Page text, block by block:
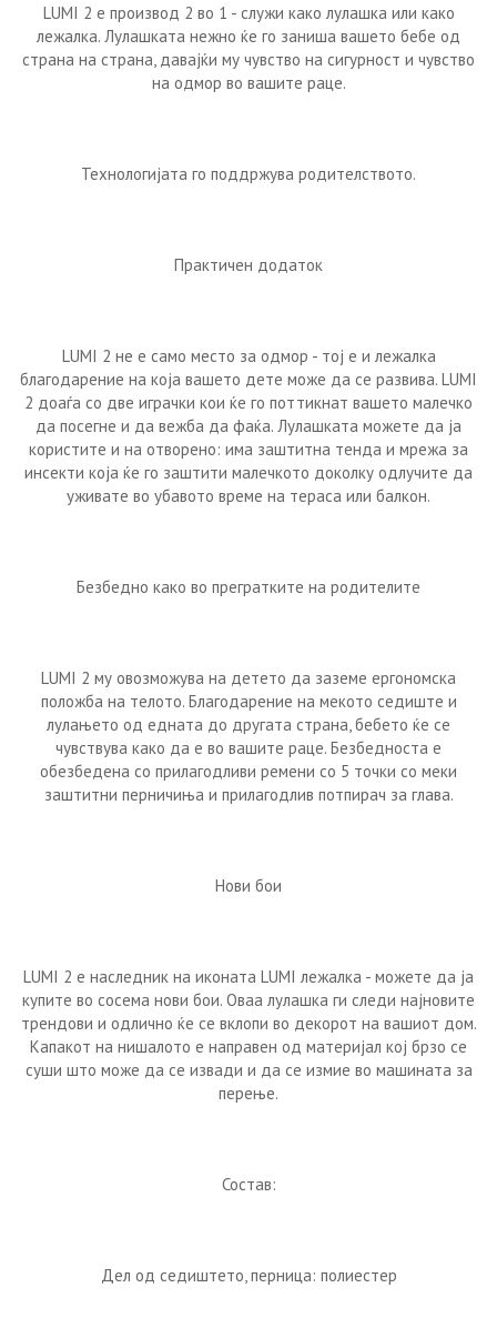
LUMI 2 е производ 2 во 1 - служи како лулашка или како
лежалка. Лулашката нежно ќе го заниша вашето бебе од
страна на страна, давајќи му чувство на сигурност и чувство
на одмор во вашите раце.
Технологијата го поддржува родителството.
Практичен додаток
LUMI 2 не е само место за одмор - тој е и лежалка
благодарение на која вашето дете може да се развива. LUMI
2 доаѓа со две играчки кои ќе го поттикнат вашето малечко
да посегне и да вежба да фаќа. Лулашката можете да ја
користите и на отворено: има заштитна тенда и мрежа за
инсекти која ќе го заштити малечкото доколку одлучите да
уживате во убавото време на тераса или балкон.
Безбедно како во прегратките на родителите
LUMI 2 му овозможува на детето да заземе ергономска
положба на телото. Благодарение на мекото седиште и
лулањето од едната до другата страна, бебето ќе се
чувствува како да е во вашите раце. Безбедноста е
обезбедена со прилагодливи ремени со 5 точки со меки
заштитни перничиња и прилагодлив потпирач за глава.
Нови бои
LUMI 2 е наследник на иконата LUMI лежалка - можете да ја
купите во сосема нови бои. Оваа лулашка ги следи најновите
трендови и одлично ќе се вклопи во декорот на вашиот дом.
Капакот на нишалото е направен од материјал кој брзо се
суши што може да се извади и да се измие во машината за
перење.
Состав:
Дел од седиштето, перница: полиестер